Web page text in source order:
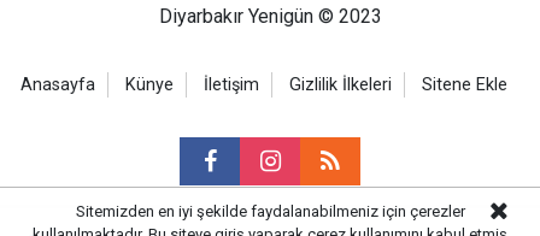
Diyarbakır Yenigün © 2023
Anasayfa Künye İletişim Gizlilik İlkeleri Sitene Ekle
Sitemizden en iyi şekilde faydalanabilmeniz için çerezler